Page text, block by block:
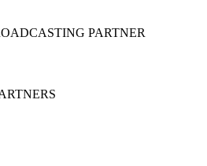
PARTNER